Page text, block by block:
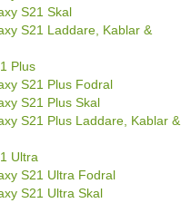
S21 Skal
S21 Laddare, Kablar &
Plus
S21 Plus Fodral
S21 Plus Skal
S21 Plus Laddare, Kablar &
Ultra
S21 Ultra Fodral
S21 Ultra Skal